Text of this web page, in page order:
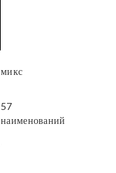
микс
57
наименований